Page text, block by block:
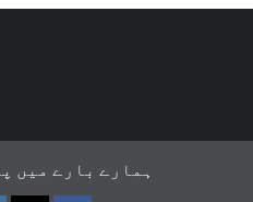
ہمارے بارے میں